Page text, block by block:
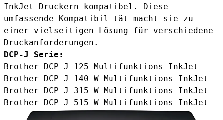
InkJet-Druckern kompatibel. Diese
umfassende Kompatibilität macht sie zu
einer vielseitigen Lösung für verschiedene
Druckanforderungen.
DCP-J Serie:
Brother DCP-J 125 Multifunktions-InkJet
Brother DCP-J 140 W Multifunktions-InkJet
Brother DCP-J 315 W Multifunktions-InkJet
Brother DCP-J 515 W Multifunktions-InkJet